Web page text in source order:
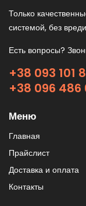
Только
системой, без
Есть вопросы?
+38 093 101
+38 096 486
Меню
Главная
Прайслист
Доставка и оплата
Контакты